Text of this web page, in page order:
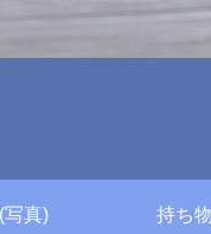
写真) 持ち